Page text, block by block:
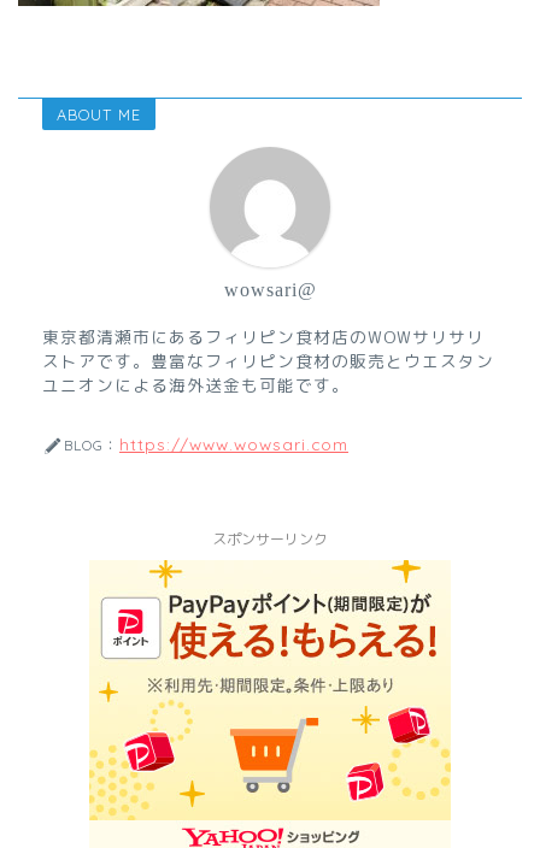
ABOUT ME
wowsari@
東京都清瀬市にあるフィリピン食材店のWOWサリサリ
ストアです。豊富なフィリピン食材の販売とウエスタン
ユニオンによる海外送金も可能です。
BLOG： https://www.wowsari.com
スポンサーリンク